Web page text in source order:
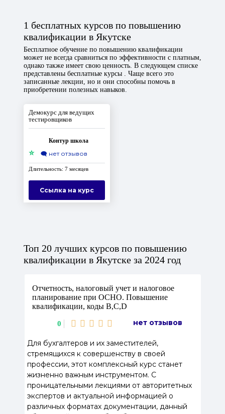
1 бесплатных курсов по повышению
квалификации в Якутске
Бесплатное обучение по повышению квалификации
может не всегда сравниться по эффективности с платным,
однако также имеет свою ценность. В следующем списке
представлены бесплатные курсы . Чаще всего это
записанные лекции, но и они способны помочь в
приобретении полезных навыков.
Демокурс для ведущих
тестировщиков
Контур школа
⭐ 🗨️ нет отзывов
Длительность: 7 месяцев
Ссылка на курс
Топ 20 лучших курсов по повышению
квалификации в Якутске за 2024 год
Отчетность, налоговый учет и налоговое
планирование при ОСНО. Повышение
квалификации, коды В,С,D
0 нет отзывов
Для бухгалтеров и их заместителей,
стремящихся к совершенству в своей
профессии, этот комплексный курс станет
жизненно важным инструментом. С
проницательными лекциями от авторитетных
экспертов и актуальной информацией о
различных форматах документации, данный